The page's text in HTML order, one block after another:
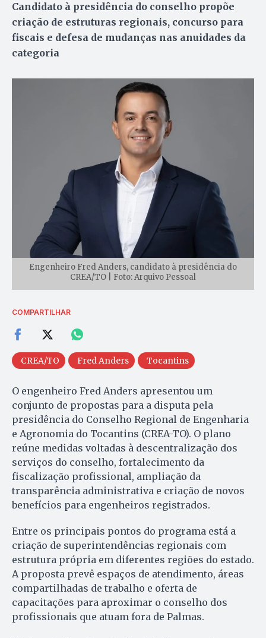
Candidato à presidência do conselho propõe
criação de estruturas regionais, concurso para
fiscais e defesa de mudanças nas anuidades da
categoria
Engenheiro Fred Anders, candidato à presidência do
CREA/TO | Foto: Arquivo Pessoal
COMPARTILHAR
CREA/TO Fred Anders Tocantins
O engenheiro Fred Anders apresentou um
conjunto de propostas para a disputa pela
presidência do Conselho Regional de Engenharia
e Agronomia do Tocantins (CREA-TO). O plano
reúne medidas voltadas à descentralização dos
serviços do conselho, fortalecimento da
fiscalização profissional, ampliação da
transparência administrativa e criação de novos
benefícios para engenheiros registrados.
Entre os principais pontos do programa está a
criação de superintendências regionais com
estrutura própria em diferentes regiões do estado.
A proposta prevê espaços de atendimento, áreas
compartilhadas de trabalho e oferta de
capacitações para aproximar o conselho dos
profissionais que atuam fora de Palmas.